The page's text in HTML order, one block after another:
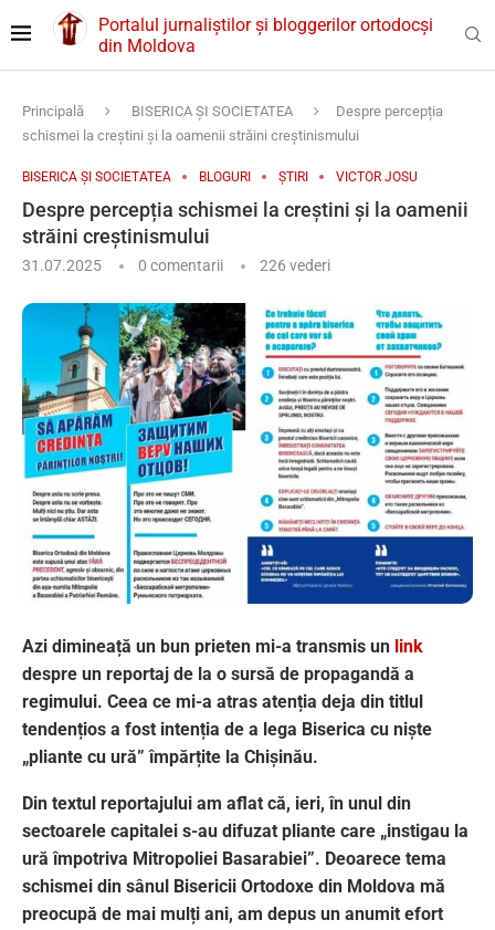
Portalul jurnaliștilor și bloggerilor ortodocși
din Moldova
Principală BISERICA ȘI SOCIETATEA
Despre percepția
schismei la creștini și la oamenii străini creștinismului
BISERICA ȘI SOCIETATEA BLOGURI ȘTIRI VICTOR JOSU
Despre percepția schismei la creștini și la oamenii
străini creștinismului
31.07.2025 0 comentarii 226 vederi
Azi dimineață un bun prieten mi-a transmis un link
despre un reportaj de la o sursă de propagandă a
regimului. Ceea ce mi-a atras atenția deja din titlul
tendențios a fost intenția de a lega Biserica cu niște
„pliante cu ură” împărțite la Chișinău.
Din textul reportajului am aflat că, ieri, în unul din
sectoarele capitalei s-au difuzat pliante care „instigau la
ură împotriva Mitropoliei Basarabiei”. Deoarece tema
schismei din sânul Bisericii Ortodoxe din Moldova mă
preocupă de mai mulți ani, am depus un anumit efort